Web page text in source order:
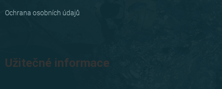
Ochrana osobních údajů
Užitečné informace